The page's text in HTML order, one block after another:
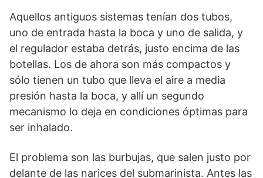
Aquellos antiguos sistemas tenían dos tubos,
uno de entrada hasta la boca y uno de salida, y
el regulador estaba detrás, justo encima de las
botellas. Los de ahora son más compactos y
sólo tienen un tubo que lleva el aire a media
presión hasta la boca, y allí un segundo
mecanismo lo deja en condiciones óptimas para
ser inhalado.
El problema son las burbujas, que salen justo por
delante de las narices del submarinista. Antes las